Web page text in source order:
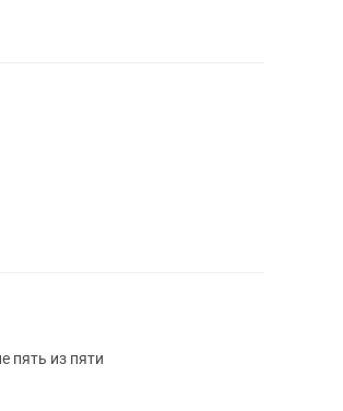
пять из пяти